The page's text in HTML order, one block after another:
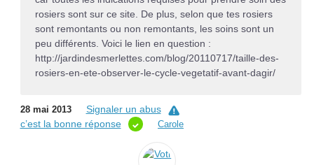
rosiers sont sur ce site. De plus, selon que tes rosiers
sont remontants ou non remontants, les soins sont un
peu différents. Voici le lien en question :
http://jardindesmerlettes.com/blog/20110717/taille-des-
rosiers-en-ete-observer-le-cycle-vegetatif-avant-dagir/
28 mai 2013
Signaler un abus
c’est la bonne réponse
Carole